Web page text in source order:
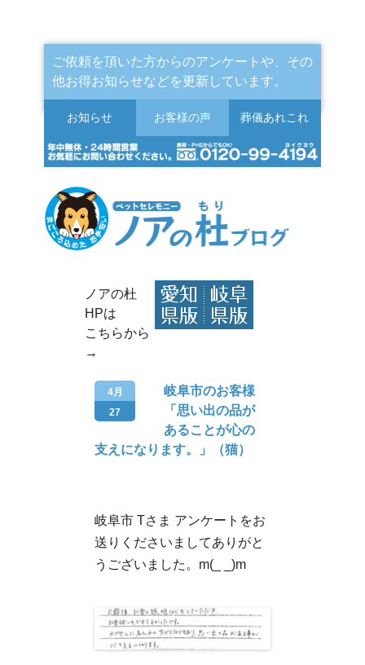
ご依頼を頂いた方からのアンケートや、その
他お得お知らせなどを更新しています。
お知らせ お客様の声 葬儀あれこれ
ノアの杜
HPは
こちらから
→
4月
27
岐阜市のお客様
「思い出の品が
あることが心の
支えになります。」（猫）
岐阜市 Tさま アンケートをお
送りくださいましてありがと
うございました。m(_ _)m